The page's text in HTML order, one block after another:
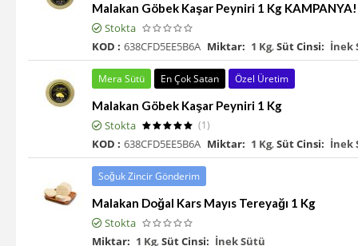
Malakan Göbek Kaşar Peyniri 1 Kg KAMPANYA!
Stokta
KOD : 638CFD5EE5B6A Miktar: 1 Kg,Süt Cinsi: İnek
Mera Sütü En Çok Satan Özel Üretim
Malakan Göbek Kaşar Peyniri 1 Kg
Stokta
(1)
KOD : 638CFD5EE5B6A Miktar: 1 Kg,Süt Cinsi: İnek
Soğuk Zincir Gönderim
Malakan Doğal Kars Mayıs Tereyağı 1 Kg
Stokta
Miktar: 1 Kg,Süt Cinsi: İnek Sütü